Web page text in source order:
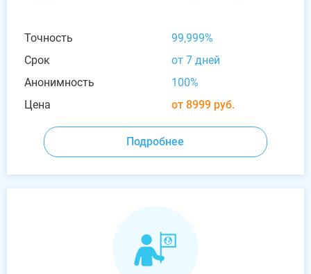
Точность
99,999%
Срок
от 7 дней
Анонимность
100%
Цена
от 8999 руб.
Подробнее